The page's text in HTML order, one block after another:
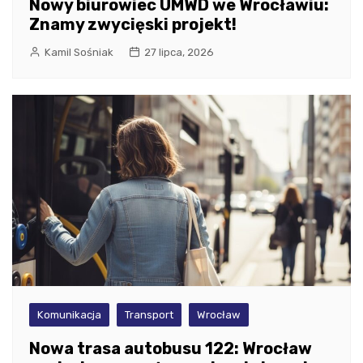
Nowy biurowiec UMWD we Wrocławiu:
Znamy zwycięski projekt!
Kamil Sośniak 27 lipca, 2026
Komunikacja Transport Wrocław
Nowa trasa autobusu 122: Wrocław